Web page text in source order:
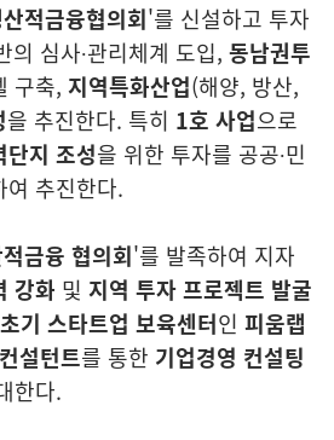
적금융협의회'를 신설하고 투자
의 심사∙관리체계 도입, 동남권투
구축, 지역특화산업(해양, 방산,
을 추진한다. 특히 1호 사업으로
지 조성을 위한 투자를 공공∙민
여 추진한다.
금융 협의회'를 발족하여 지자
강화 및 지역 투자 프로젝트 발굴
초기 스타트업 보육센터인 피움랩
설턴트를 통한 기업경영 컨설팅
한다.